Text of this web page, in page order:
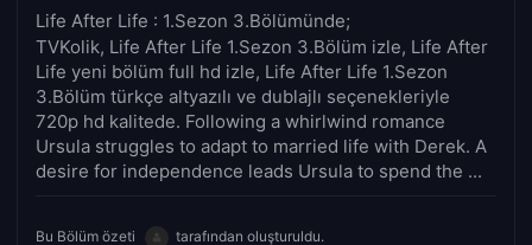
Life After Life : 1.Sezon 3.Bölümünde;
TVKolik, Life After Life 1.Sezon 3.Bölüm izle, Life After
Life yeni bölüm full hd izle, Life After Life 1.Sezon
3.Bölüm türkçe altyazılı ve dublajlı seçenekleriyle
720p hd kalitede. Following a whirlwind romance
Ursula struggles to adapt to married life with Derek. A
desire for independence leads Ursula to spend the ...
Bu Bölüm özeti tarafından oluşturuldu.